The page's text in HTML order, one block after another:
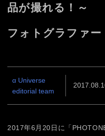
品が撮れる！～
フォトグラファー
α Universe
editorial team
2017年6月20日に「